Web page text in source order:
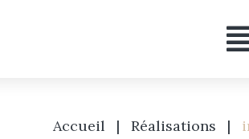
Accueil | Réalisations |